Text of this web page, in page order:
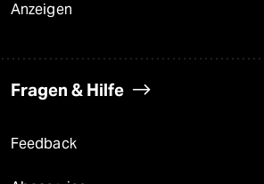
Anzeigen
Fragen & Hilfe
Feedback